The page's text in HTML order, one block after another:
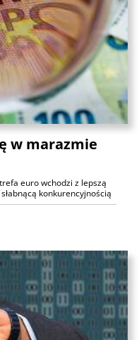
w marazmie
euro wchodzi z lepszą
konkurencyjnością